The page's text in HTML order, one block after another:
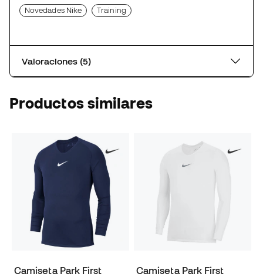
Novedades Nike Training
Valoraciones (5)
Productos similares
Camiseta Park First
Camiseta Park First